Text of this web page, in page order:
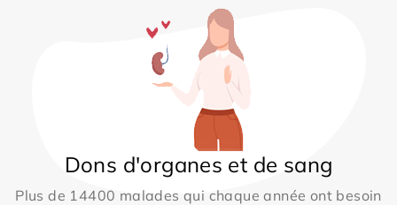
Dons d'organes et de sang
Plus de 14400 malades qui chaque année ont besoin